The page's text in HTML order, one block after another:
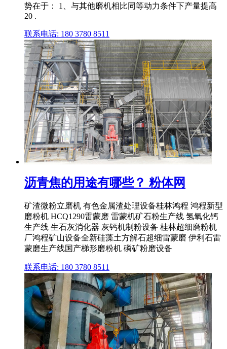
势在于： 1、与其他磨机相比同等动力条件下产量提高
20 .
联系电话: 180 3780 8511
沥青焦的用途有哪些？ 粉体网
矿渣微粉立磨机 有色金属渣处理设备桂林鸿程 鸿程新型
磨粉机 HCQ1290雷蒙磨 雷蒙机矿石粉生产线 氢氧化钙
生产线 生石灰消化器 灰钙机制粉设备 桂林超细磨粉机
厂鸿程矿山设备全新硅藻土方解石超细雷蒙磨 伊利石雷
蒙磨生产线国产梯形磨粉机 磷矿粉磨设备
联系电话: 180 3780 8511